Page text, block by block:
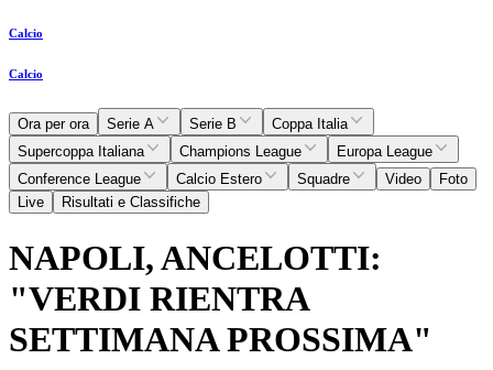
Calcio
Calcio
Ora per ora Serie A Serie B
Coppa Italia
Supercoppa Italiana
Champions League
Europa League
Conference League
Calcio Estero Squadre Video
Foto
Live
Risultati e Classifiche
NAPOLI, ANCELOTTI:
"VERDI RIENTRA
SETTIMANA PROSSIMA"